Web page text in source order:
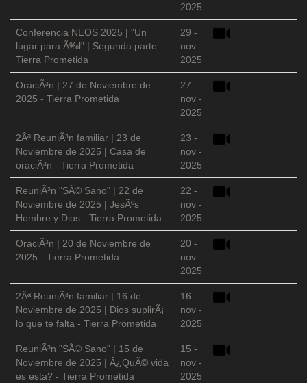
2025
Conferencia NEOS 2025 | "Un
lugar para Ã‰l" | Segunda parte -
Tierra Prometida
29 -
nov -
2025
OraciÃ³n | 27 de Noviembre de
2025 - Tierra Prometida
27 -
nov -
2025
2Âª ReuniÃ³n familiar | 23 de
Noviembre de 2025 | Casa de
oraciÃ³n - Tierra Prometida
23 -
nov -
2025
ReuniÃ³n "SÃ© Sano" | 22 de
Noviembre de 2025 | JesÃºs
Hombre y Dios - Tierra Prometida
22 -
nov -
2025
OraciÃ³n | 20 de Noviembre de
2025 - Tierra Prometida
20 -
nov -
2025
2Âª ReuniÃ³n familiar | 16 de
Noviembre de 2025 | Dios suplirÃ¡
lo que te falta - Tierra Prometida
16 -
nov -
2025
ReuniÃ³n "SÃ© Sano" | 15 de
Noviembre de 2025 | Â¿QuÃ© vida
es esta? - Tierra Prometida
15 -
nov -
2025